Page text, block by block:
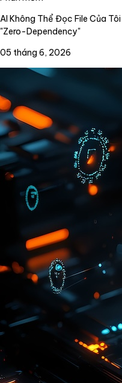
AI Không Thể Đọc File Của
"Zero-Dependency"
05 tháng 6, 2026